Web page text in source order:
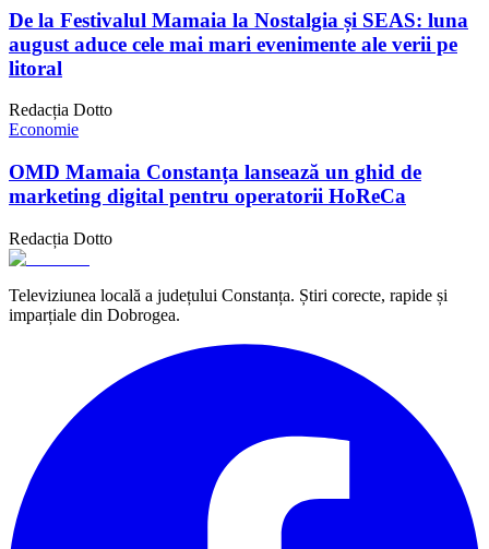
De la Festivalul Mamaia la Nostalgia și SEAS: luna
august aduce cele mai mari evenimente ale verii pe
litoral
Redacția Dotto
Economie
OMD Mamaia Constanța lansează un ghid de
marketing digital pentru operatorii HoReCa
Redacția Dotto
Televiziunea locală a județului Constanța. Știri corecte, rapide și
imparțiale din Dobrogea.